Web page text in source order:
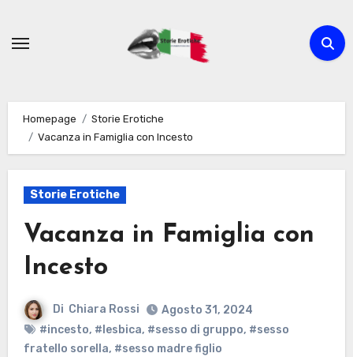
contenuto
Homepage
Storie Erotiche
Vacanza in Famiglia con Incesto
Storie Erotiche
Vacanza in Famiglia con
Incesto
Di Chiara Rossi
Agosto 31, 2024
#incesto, #lesbica, #sesso di gruppo, #sesso
fratello sorella, #sesso madre figlio